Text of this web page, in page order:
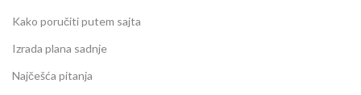
Kako poručiti putem sajta
Izrada plana sadnje
Najčešća pitanja